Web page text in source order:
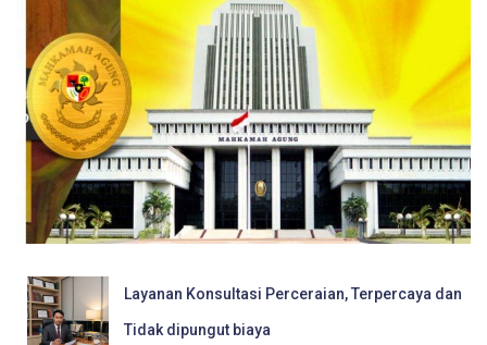
Layanan Konsultasi Perceraian, Terpercaya dan
Tidak dipungut biaya